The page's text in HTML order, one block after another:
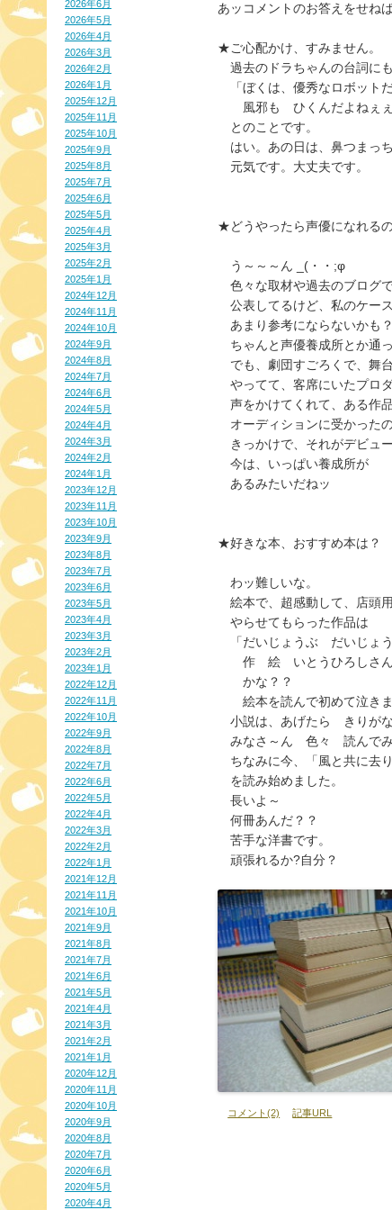
2026年6月
2026年5月
2026年4月
2026年3月
2026年2月
2026年1月
2025年12月
2025年11月
2025年10月
2025年9月
2025年8月
2025年7月
2025年6月
2025年5月
2025年4月
2025年3月
2025年2月
2025年1月
2024年12月
2024年11月
2024年10月
2024年9月
2024年8月
2024年7月
2024年6月
2024年5月
2024年4月
2024年3月
2024年2月
2024年1月
2023年12月
2023年11月
2023年10月
2023年9月
2023年8月
2023年7月
2023年6月
2023年5月
2023年4月
2023年3月
2023年2月
2023年1月
2022年12月
2022年11月
2022年10月
2022年9月
2022年8月
2022年7月
2022年6月
2022年5月
2022年4月
2022年3月
2022年2月
2022年1月
2021年12月
2021年11月
2021年10月
2021年9月
2021年8月
2021年7月
2021年6月
2021年5月
2021年4月
2021年3月
2021年2月
2021年1月
2020年12月
2020年11月
2020年10月
2020年9月
2020年8月
2020年7月
2020年6月
2020年5月
2020年4月
あッコメントのお答えをせね
★ご心配かけ、すみません。
過去のドラちゃんの台詞に
「ぼくは、優秀なロボット
風邪も　ひくんだよねぇぇ
とのことです。
はい。あの日は、鼻つまっち
元気です。大丈夫です。
★どうやったら声優になれる
う～～～ん _(・・;φ
色々な取材や過去のブログ
公表してるけど、私のケー
あまり参考にならないかも
ちゃんと声優養成所とか通
でも、劇団すごろくで、舞
やってて、客席にいたプロ
声をかけてくれて、ある作
オーディションに受かった
きっかけで、それがデビュー
今は、いっぱい養成所が
あるみたいだねッ
★好きな本、おすすめ本は？
わッ難しいな。
絵本で、超感動して、店頭
やらせてもらった作品は
「だいじょうぶ　だいじょう
作　絵　いとうひろしさん
かな？？
絵本を読んで初めて泣き
小説は、あげたら　きりが
みなさ～ん　色々　読んでみ
ちなみに今、「風と共に去り
を読み始めました。
長いよ～
何冊あんだ？？
苦手な洋書です。
頑張れるか?自分？
コメント(2) 記事URL